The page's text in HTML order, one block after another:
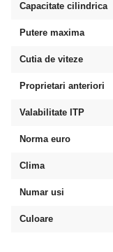
Capacitate cilindrica
Putere maxima
Cutia de viteze
Proprietari anteriori
Valabilitate ITP
Norma euro
Clima
Numar usi
Culoare